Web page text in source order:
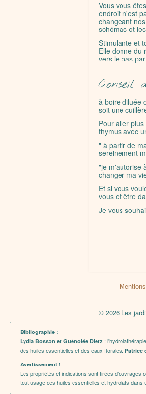
Vous vous
endroit n'est
changeant
schémas et
Stimulante et
Elle donne du
vers le bas
Conseil
à boire diluée
soit une
Pour aller
thymus avec
" à partir de
sereinement
"je m'autorise
changer ma
Et si vous
vous et être
Je vous
© 2026 Les
Bibliographie :
Lydia Bosson et Guénolée Dietz :
des huiles essentielles et des eaux florales. Patrice
Avertissement !
Les propriétés et indications sont tirées d'ouvrages
tout usage des huiles essentielles et hydrolats dans